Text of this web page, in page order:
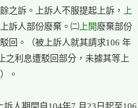
之訴。上訴人不服提起上訴，
上
訴人部份廢棄。㈡上開廢棄部份
回。（被上訴人就其請求106 年
之利息遭駁回部分，未據其等上
。
訴人期間自104年7 月23日起至106